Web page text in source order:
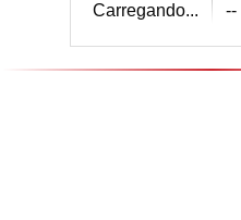
Carregando... --